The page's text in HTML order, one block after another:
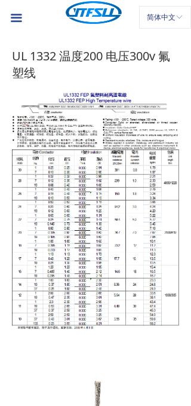
끀
首页
产品中心
联系我们
ꀅ
简体中文
UL 1332 温度200 电压300v 氟
塑线